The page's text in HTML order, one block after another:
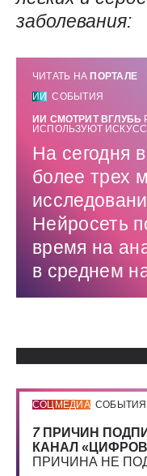
заболевания:
ЧИТАТЬ НА ПОРТАЛЕ
ИИ
СОБЫТИЯ
ИИ СМОТРИТ ВГЛУБЬ
ИСПОЛЬЗУЮТ
На сегодня
более трех
Нейросеть
время на
в среднем
СОЦМЕДИА СОБЫТИЯ
7 ПРИЧИН
КАНАЛ
ПРИЧИНА НЕ